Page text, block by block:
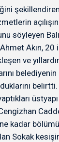
söyleyen
Akın,
ve
kadar
Sokak